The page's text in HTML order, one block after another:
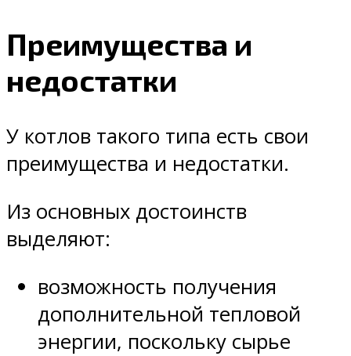
Преимущества и
недостатки
У котлов такого типа есть свои
преимущества и недостатки.
Из основных достоинств
выделяют:
возможность получения
дополнительной тепловой
энергии, поскольку сырье